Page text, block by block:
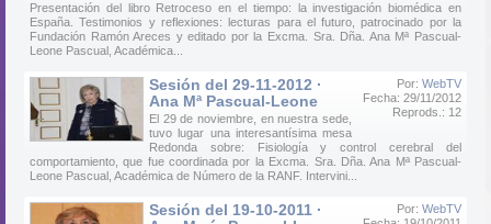
Presentación del libro Retroceso en el tiempo: la investigación biomédica en
España. Testimonios y reflexiones: lecturas para el futuro, patrocinado por la
Fundación Ramón Areces y editado por la Excma. Sra. Dña. Ana Mª Pascual-
Leone Pascual, Académica...
Por: WebTV
Fecha: 29/11/2012
Reprods.: 12
Sesión del 29-11-2012 ·
Ana Mª Pascual-Leone
El 29 de noviembre, en nuestra sede,
tuvo lugar una interesantísima mesa
Redonda sobre: Fisiología y control cerebral del
comportamiento, que fue coordinada por la Excma. Sra. Dña. Ana Mª Pascual-
Leone Pascual, Académica de Número de la RANF. Intervini...
Por: WebTV
Sesión del 19-10-2011 ·